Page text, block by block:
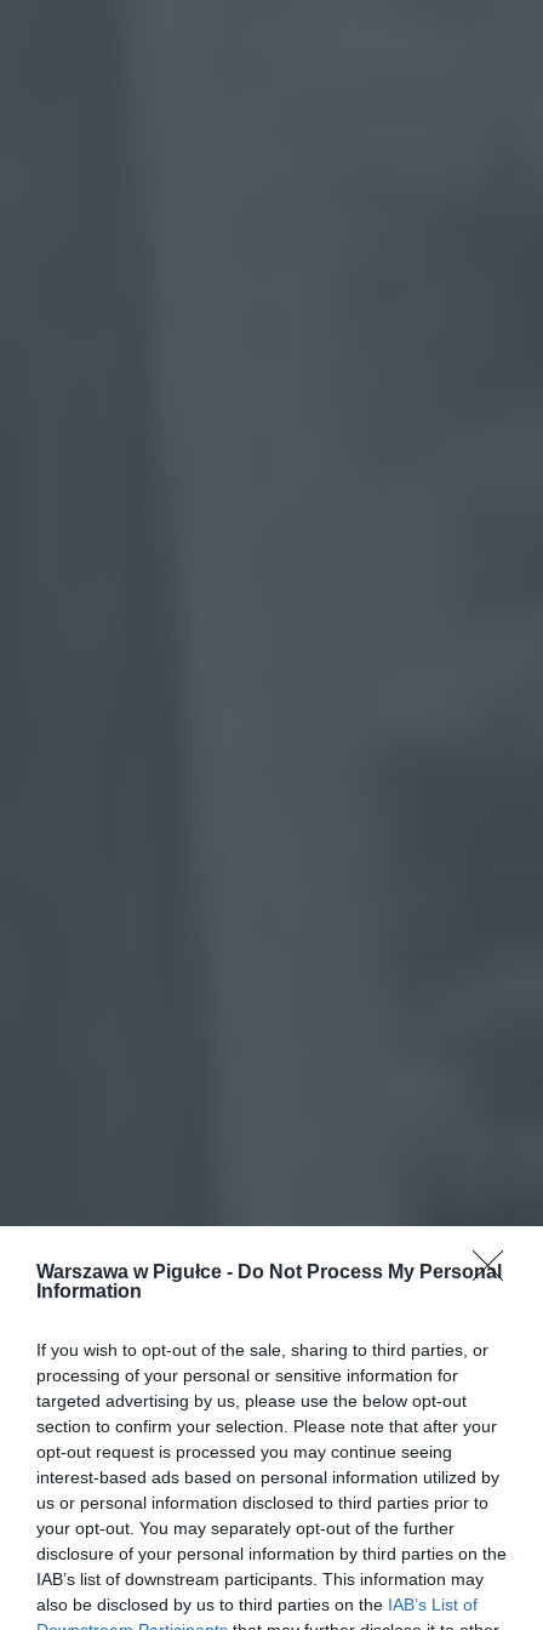
Warszawa w Pigułce - Do Not Process My Personal
Information
If you wish to opt-out of the sale, sharing to third parties, or
processing of your personal or sensitive information for
targeted advertising by us, please use the below opt-out
section to confirm your selection. Please note that after your
opt-out request is processed you may continue seeing
interest-based ads based on personal information utilized by
us or personal information disclosed to third parties prior to
your opt-out. You may separately opt-out of the further
disclosure of your personal information by third parties on the
IAB’s list of downstream participants. This information may
also be disclosed by us to third parties on the IAB’s List of